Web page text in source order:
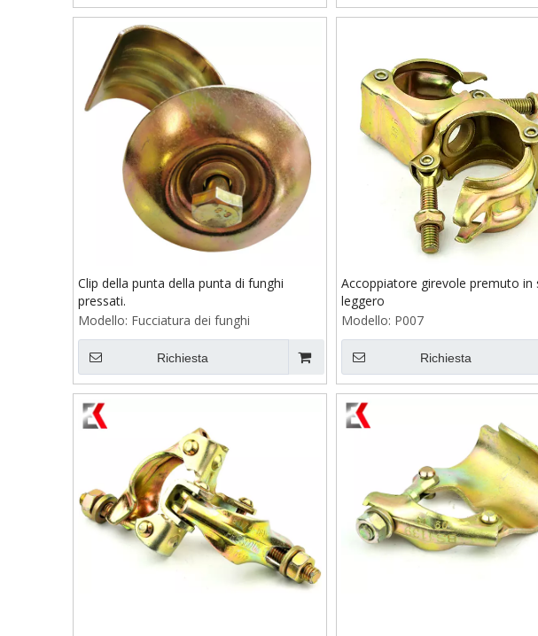
Clip della punta della punta di funghi
pressati.
Modello: Fucciatura dei funghi
Richiesta
Accoppiatore girevole premuto in
leggero
Modello: P007
Richiesta